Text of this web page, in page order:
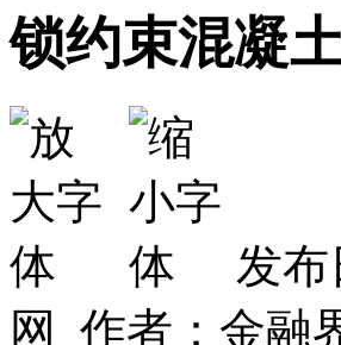
锁约束混凝
发布
网 作者：金融